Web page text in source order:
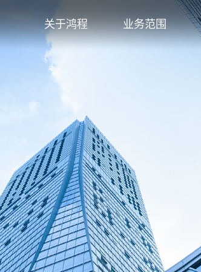
关于鸿程 业务范围